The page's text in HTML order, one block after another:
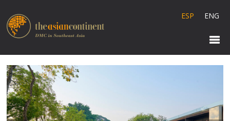
ESP ENG